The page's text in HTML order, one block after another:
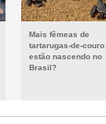
Mais fêmeas de
tartarugas-de-couro
estão nascendo no
Brasil?